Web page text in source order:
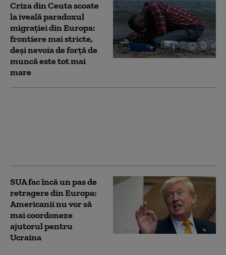
Criza din Ceuta scoate
la iveală paradoxul
migrației din Europa:
frontiere mai stricte,
deși nevoia de forță de
muncă este tot mai
mare
SUA fac încă un pas de
retragere din Europa:
Americanii nu vor să
mai coordoneze
ajutorul pentru
Ucraina